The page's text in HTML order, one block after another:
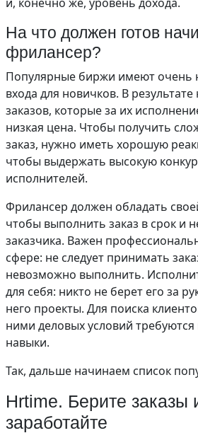
На что должен готов
фрилансер?
Популярные биржи имеют очень
входа для новичков. В
заказов, которые за их
низкая цена. Чтобы получить
заказ, нужно иметь хорошую
чтобы выдержать высокую
исполнителей.
Фрилансер должен обладать
чтобы выполнить заказ в срок и
заказчика. Важен
сфере: не следует принимать
невозможно выполнить.
для себя: никто не берет его за
него проекты. Для поиска
ними деловых условий
навыки.
Так, дальше начинаем список
Hrtime. Берите заказы
заработайте